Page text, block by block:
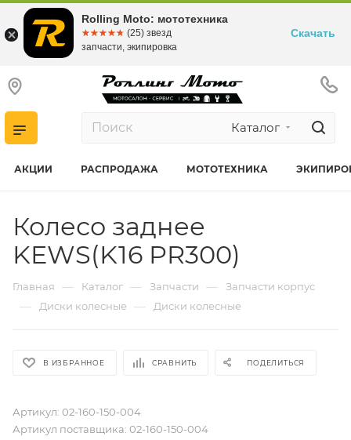
Каталог
АКЦИИ РАСПРОДАЖА МОТОТЕХНИКА
Колесо заднее
KEWS(K16 PR300)
Главная — Каталог — Запчасти — Запчасти корпус
— Диски колесные — Диски колесные
В ИЗБРАННОЕ СРАВНИТЬ ПОДЕЛИТЬСЯ
Артикул: 02-160-150-004
Артикул поставщика: 02-160-150-004
Rolling Moto: мототехника
☆☆☆☆☆
★★★★★ (25) звезд
запчасти, экипировка
Скачать